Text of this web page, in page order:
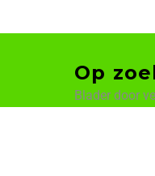
Op
Blader door